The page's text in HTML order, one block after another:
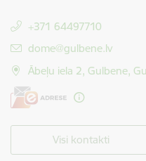
+371 64497710
E-pasts:
dome@gulbene.lv
Ābeļu iela 2, Gulbene,
Visi kontakti